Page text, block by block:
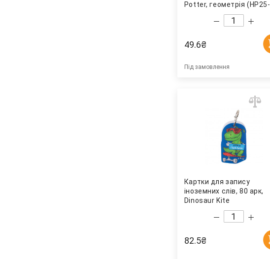
Potter, геометрія (HP25-
49.6₴
Під замовлення
Картки для запису
іноземних слів, 80 арк,
Dinosaur Kite
82.5₴